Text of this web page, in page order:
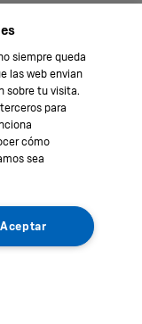
siempre queda
las web envian
sobre tu visita.
para
cómo
sea
Aceptar